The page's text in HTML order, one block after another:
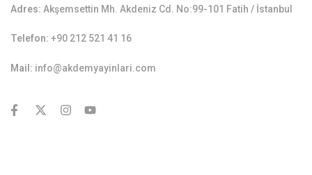
Adres: Akşemsettin Mh. Akdeniz Cd. No:99-101 Fatih / İstanbul
Telefon: +90 212 521 41 16
Mail: info@akdemyayinlari.com